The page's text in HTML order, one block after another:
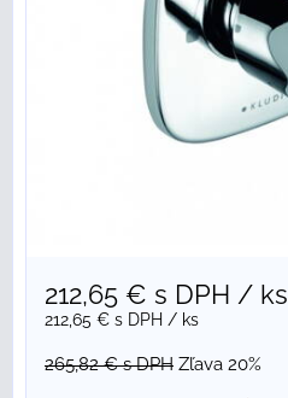
212,65 € s DPH / ks
212,65 € s DPH / ks
265,82 €s DPH Zľava 20%